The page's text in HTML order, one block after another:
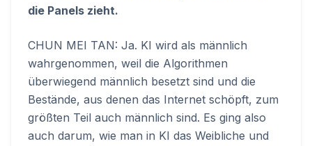
die Panels zieht.
CHUN MEI TAN: Ja. KI wird als männlich
wahrgenommen, weil die Algorithmen
überwiegend männlich besetzt sind und die
Bestände, aus denen das Internet schöpft, zum
größten Teil auch männlich sind. Es ging also
auch darum, wie man in KI das Weibliche und